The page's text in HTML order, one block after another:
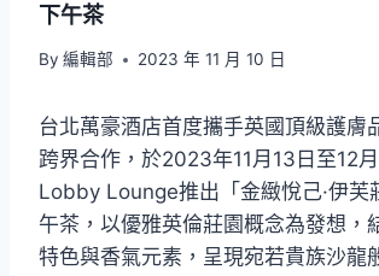
下午茶
By 編輯部 2023 年 11 月 10 日
台北萬豪酒店首度攜手英國頂級護膚
跨界合作，於2023年11月13日至12
Lobby Lounge推出「金緻悅己·伊芙
午茶，以優雅英倫莊園概念為發想，
特色與香氣元素，呈現宛若貴族沙龍